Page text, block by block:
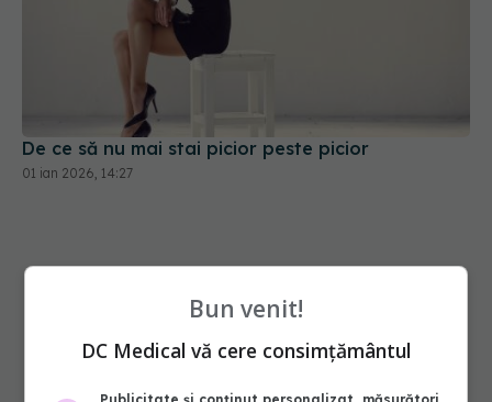
De ce să nu mai stai picior peste picior
01 ian 2026, 14:27
Bun venit!
DC Medical vă cere consimțământul
Publicitate și conținut personalizat, măsurători